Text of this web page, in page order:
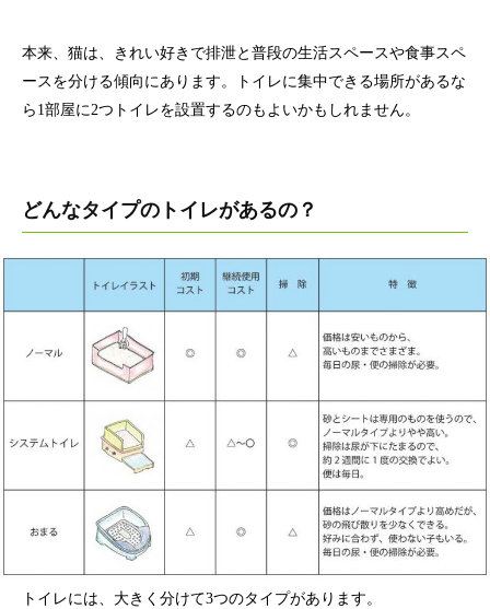
本来、猫は、きれい好きで排泄と普段の生活スペースや食事スペ
ースを分ける傾向にあります。トイレに集中できる場所があるな
ら1部屋に2つトイレを設置するのもよいかもしれません。
どんなタイプのトイレがあるの？
トイレには、大きく分けて3つのタイプがあります。